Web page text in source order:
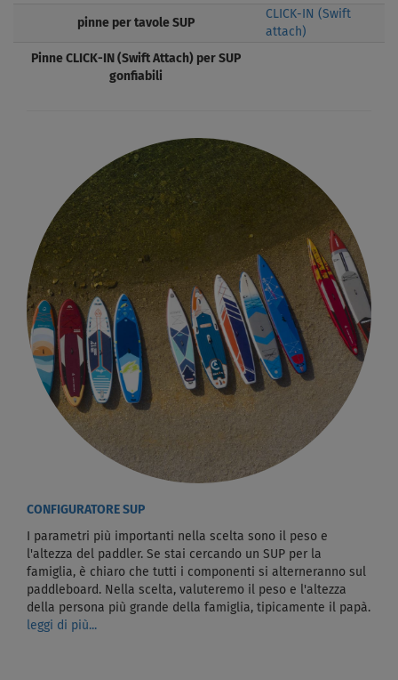
pinne per tavole SUP
CLICK-IN (Swift
attach)
Pinne CLICK-IN (Swift Attach) per SUP
gonfiabili
CONFIGURATORE SUP
I parametri più importanti nella scelta sono il peso e
l'altezza del paddler. Se stai cercando un SUP per la
famiglia, è chiaro che tutti i componenti si alterneranno sul
paddleboard. Nella scelta, valuteremo il peso e l'altezza
della persona più grande della famiglia, tipicamente il papà.
leggi di più...